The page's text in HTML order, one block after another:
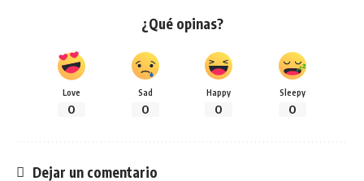
¿Qué opinas?
Love
0
Sad
0
Happy
0
Sleepy
0
Dejar un comentario